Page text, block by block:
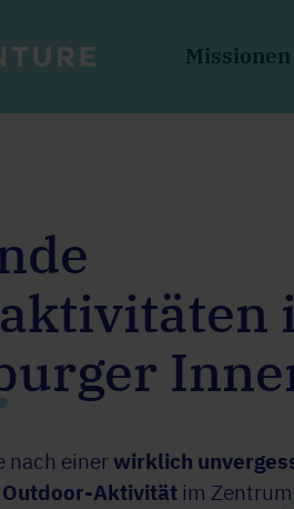
Missionen
nach einerwirklich
Aktivität im